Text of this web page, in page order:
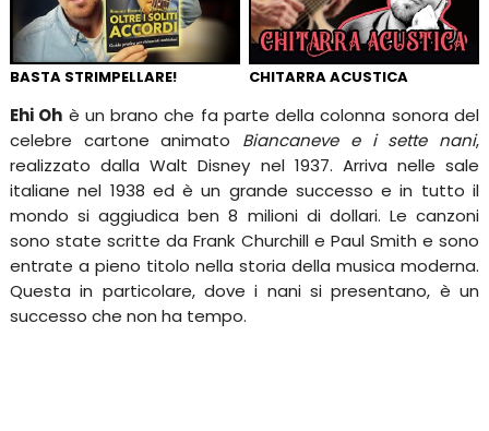
BASTA STRIMPELLARE! CHITARRA ACUSTICA
Ehi Oh è un brano che fa parte della colonna sonora del
celebre cartone animato Biancaneve e i sette nani,
realizzato dalla Walt Disney nel 1937. Arriva nelle sale
italiane nel 1938 ed è un grande successo e in tutto il
mondo si aggiudica ben 8 milioni di dollari. Le canzoni
sono state scritte da Frank Churchill e Paul Smith e sono
entrate a pieno titolo nella storia della musica moderna.
Questa in particolare, dove i nani si presentano, è un
successo che non ha tempo.